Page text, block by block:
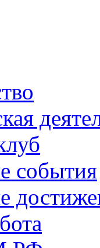
события